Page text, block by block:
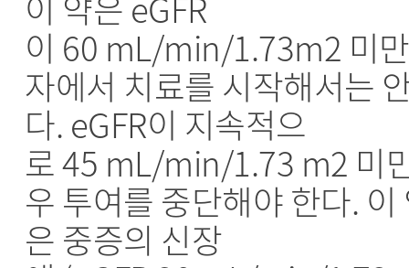
이 60 mL/min/1.73m2 미
자에서 치료를 시작해서는
다. eGFR이 지속적으
로 45 mL/min/1.73 m2 미
우 투여를 중단해야 한다. 이
은 중증의 신장